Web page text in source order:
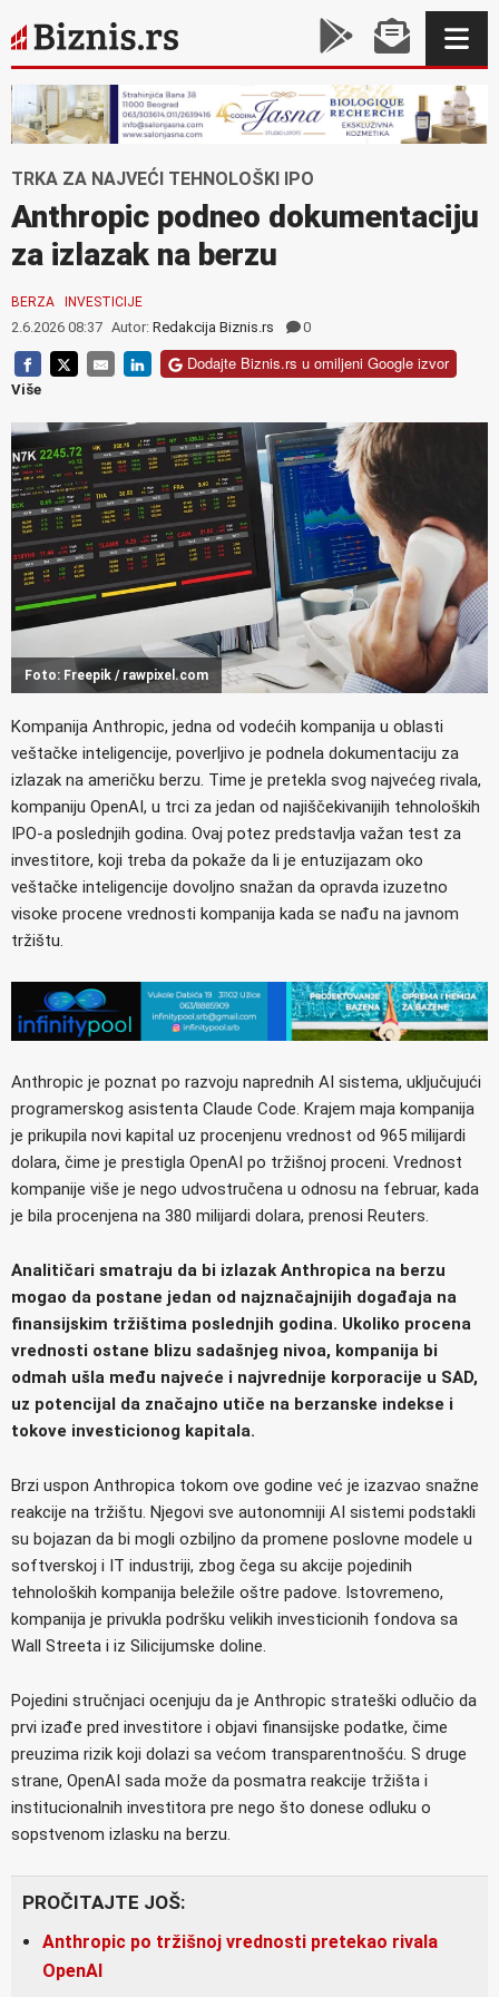
TRKA ZA NAJVEĆI TEHNOLOŠKI IPO
Anthropic podneo dokumentaciju
za izlazak na berzu
BERZA INVESTICIJE
2.6.2026 08:37 Autor: Redakcija Biznis.rs 0
Dodajte Biznis.rs u omiljeni Google izvor
Više
Foto: Freepik / rawpixel.com
Kompanija Anthropic, jedna od vodećih kompanija u oblasti
veštačke inteligencije, poverljivo je podnela dokumentaciju za
izlazak na američku berzu. Time je pretekla svog najvećeg rivala,
kompaniju OpenAI, u trci za jedan od najiščekivanijih tehnoloških
IPO-a poslednjih godina. Ovaj potez predstavlja važan test za
investitore, koji treba da pokaže da li je entuzijazam oko
veštačke inteligencije dovoljno snažan da opravda izuzetno
visoke procene vrednosti kompanija kada se nađu na javnom
tržištu.
Anthropic je poznat po razvoju naprednih AI sistema, uključujući
programerskog asistenta Claude Code. Krajem maja kompanija
je prikupila novi kapital uz procenjenu vrednost od 965 milijardi
dolara, čime je prestigla OpenAI po tržišnoj proceni. Vrednost
kompanije više je nego udvostručena u odnosu na februar, kada
je bila procenjena na 380 milijardi dolara, prenosi Reuters.
Analitičari smatraju da bi izlazak Anthropica na berzu
mogao da postane jedan od najznačajnijih događaja na
finansijskim tržištima poslednjih godina. Ukoliko procena
vrednosti ostane blizu sadašnjeg nivoa, kompanija bi
odmah ušla među najveće i najvrednije korporacije u SAD,
uz potencijal da značajno utiče na berzanske indekse i
tokove investicionog kapitala.
Brzi uspon Anthropica tokom ove godine već je izazvao snažne
reakcije na tržištu. Njegovi sve autonomniji AI sistemi podstakli
su bojazan da bi mogli ozbiljno da promene poslovne modele u
softverskoj i IT industriji, zbog čega su akcije pojedinih
tehnoloških kompanija beležile oštre padove. Istovremeno,
kompanija je privukla podršku velikih investicionih fondova sa
Wall Streeta i iz Silicijumske doline.
Pojedini stručnjaci ocenjuju da je Anthropic strateški odlučio da
prvi izađe pred investitore i objavi finansijske podatke, čime
preuzima rizik koji dolazi sa većom transparentnošću. S druge
strane, OpenAI sada može da posmatra reakcije tržišta i
institucionalnih investitora pre nego što donese odluku o
sopstvenom izlasku na berzu.
PROČITAJTE JOŠ:
Anthropic po tržišnoj vrednosti pretekao rivala
OpenAI